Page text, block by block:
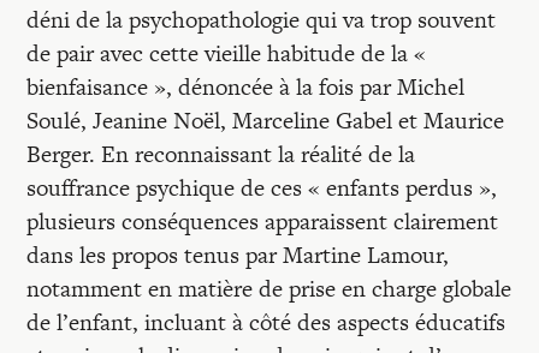
déni de la psychopathologie qui va trop souvent
de pair avec cette vieille habitude de la «
bienfaisance », dénoncée à la fois par Michel
Soulé, Jeanine Noël, Marceline Gabel et Maurice
Berger. En reconnaissant la réalité de la
souffrance psychique de ces « enfants perdus »,
plusieurs conséquences apparaissent clairement
dans les propos tenus par Martine Lamour,
notamment en matière de prise en charge globale
de l’enfant, incluant à côté des aspects éducatifs